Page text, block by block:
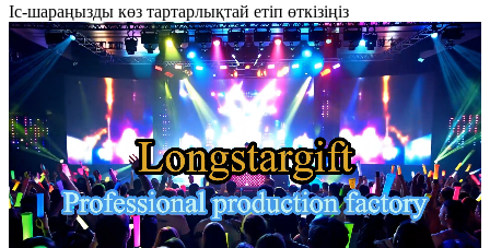
Іс-шараңызды көз тартарлықтай етіп өткізіңіз